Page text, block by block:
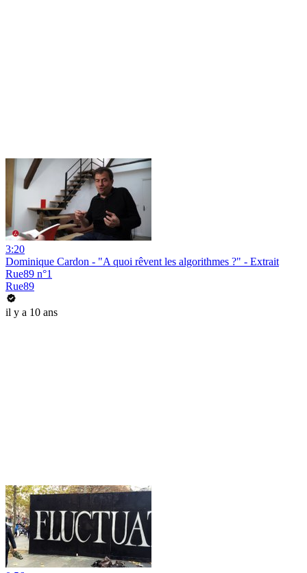
3:20
Dominique Cardon - "A quoi rêvent les algorithmes ?" - Extrait
Rue89 n°1
Rue89
il y a 10 ans